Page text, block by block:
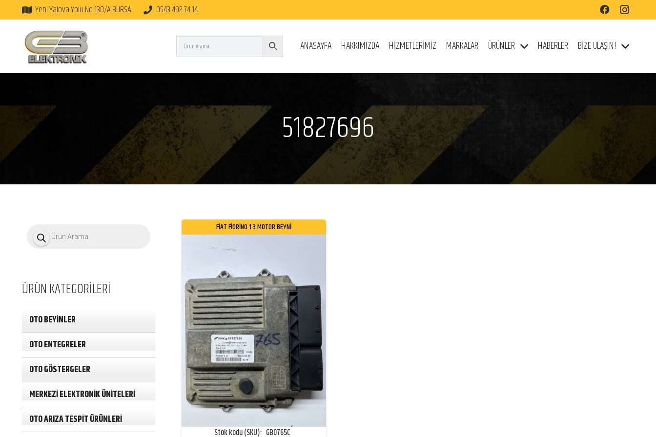
Yeni Yalova Yolu No:130/A BURSA 0543 492 74 14
ANASAYFA HAKKIMIZDA HİZMETLERİMİZ MARKALAR ÜRÜNLER HABERLER BİZE ULAŞIN!
51827696
t
s
a
c
h
ÜRÜN KATEGORİLERİ
OTO BEYİNLER
OTO ENTEGRELER
OTO GÖSTERGELER
MERKEZİ ELEKTRONİK ÜNİTELERİ
OTO ARIZA TESPİT ÜRÜNLERİ
FİAT FİORİNO 1.3 MOTOR BEYNİ
Stok kodu (SKU): GB0765C